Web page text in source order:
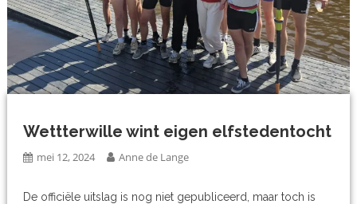
Wettterwille wint eigen elfstedentocht
mei 12, 2024 Anne de Lange
De officiële uitslag is nog niet gepubliceerd, maar toch is